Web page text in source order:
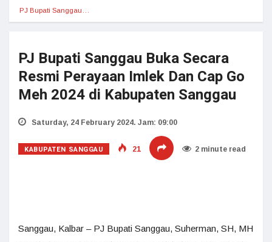
PJ Bupati Sanggau…
PJ Bupati Sanggau Buka Secara
Resmi Perayaan Imlek Dan Cap Go
Meh 2024 di Kabupaten Sanggau
Saturday, 24 February 2024. Jam: 09:00
KABUPATEN SANGGAU 21 2 minute read
Sanggau, Kalbar – PJ Bupati Sanggau, Suherman, SH, MH